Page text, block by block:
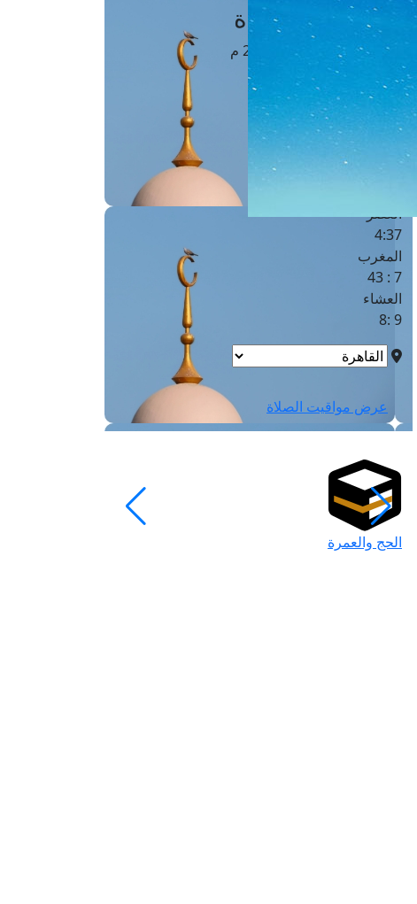
مَواقِيتُ الصَّـــلاة
القاهرة · 08 أغسطس 2026 م
الفجر
4 :42
الشروق
العصر
4:37
المغرب
7 : 43
العشاء
9 :8
عرض مواقيت الصلاة
الحج والعمرة